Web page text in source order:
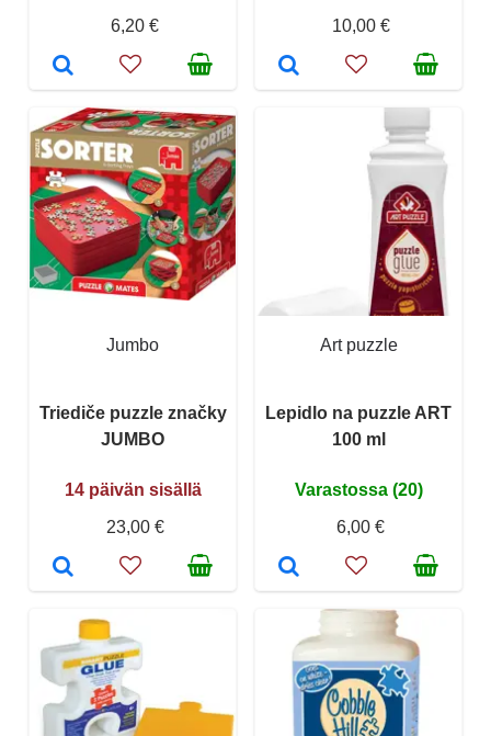
6,20 €
10,00 €
Jumbo
Triediče puzzle značky
JUMBO
14 päivän sisällä
23,00 €
Art puzzle
Lepidlo na puzzle ART
100 ml
Varastossa (20)
6,00 €